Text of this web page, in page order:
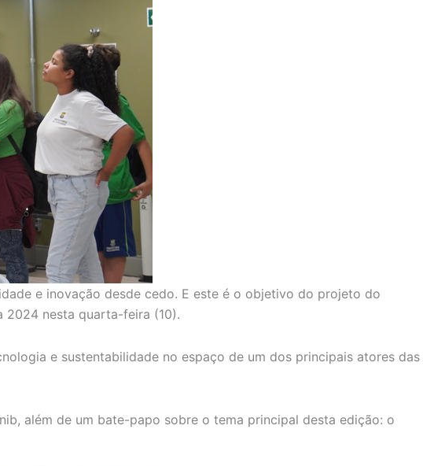
e inovação desde cedo. E este é o objetivo do projeto do
2024 nesta quarta-feira (10).
e sustentabilidade no espaço de um dos principais atores das
além de um bate-papo sobre o tema principal desta edição: o